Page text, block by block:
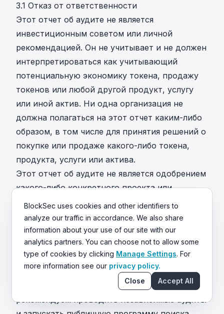
3.1 Отказ от ответственности
Этот отчет об аудите не является
инвестиционным советом или личной
рекомендацией. Он не учитывает и не должен
интерпретироваться как учитывающий
потенциальную экономику токена, продажу
токенов или любой другой продукт, услугу
или иной актив. Ни одна организация не
должна полагаться на этот отчет каким-либо
образом, в том числе для принятия решений о
покупке или продаже какого-либо токена,
продукта, услуги или актива.
Этот отчет об аудите не является одобрением
какого-либо конкретного проекта или
команды, и он не гарантирует безопасность
какого-либо конкретного проекта. Аудит не
дает никаких гарантий обнаружения всех
проблем безопасности смарт-контрактов, т.е.
результат оценки не гарантирует отсутствие
других уязвимостей. Поскольку один аудит не
может считаться исчерпывающим, мы всегда
рекомендуем проводить независимые аудиты
BlockSec uses cookies and other identifiers to
analyze our traffic in accordance. We also share
information about your use of our site with our
analytics partners. You can choose not to allow some
type of cookies by clicking Manage Settings. For
more information see our privacy policy.
Close
Accept All